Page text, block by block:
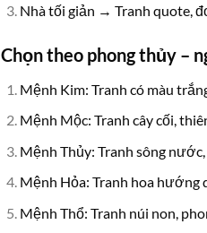
Nhà tối giản → Tranh quote,
Chọn theo phong thủy –
Mệnh Kim: Tranh có màu
Mệnh Mộc: Tranh cây cối,
Mệnh Thủy: Tranh sông
Mệnh Hỏa: Tranh hoa hướng
Mệnh Thổ: Tranh núi non,